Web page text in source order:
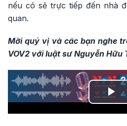
nếu có sẽ trực tiếp đến nhà
quan.
Mời quý vị và các bạn nghe
VOV2 với luật sư Nguyễn Hữu